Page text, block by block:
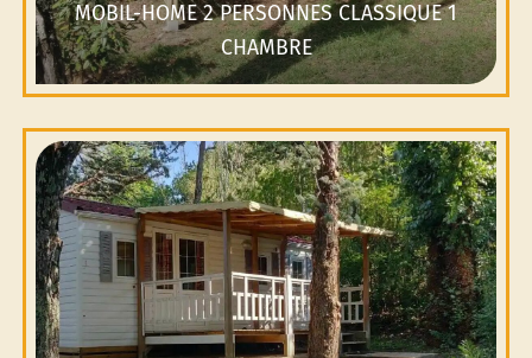
MOBIL-HOME 2 PERSONNES CLASSIQUE 1
CHAMBRE